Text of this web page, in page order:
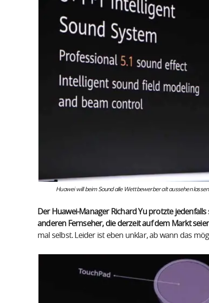
Huawei will beim Sound alle Wettbewerber alt aussehen lassen
Der Huawei-Manager Richard Yu protzte
anderen Fernseher, die derzeit auf dem Markt
mal selbst. Leider ist eben unklar, ab wann das